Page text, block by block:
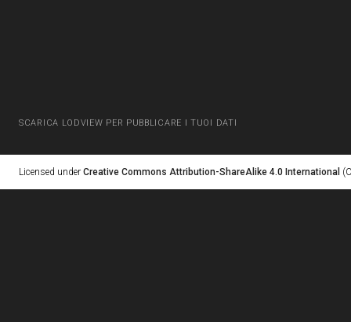
SCARICA LODVIEW PER PUBBLICARE I TUOI DATI
Licensed under Creative Commons Attribution-ShareAlike 4.0 International